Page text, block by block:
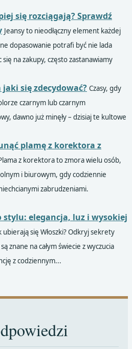
się rozciągają? Sprawdź
Jeansy to nieodłączny element każdej
dopasowanie potrafi być nie lada
na zakupy, często zastanawiamy
się zdecydować? Czasy, gdy
czarnym lub czarnym
dawno już minęły – dzisiaj te kultowe
plamę z korektora z
z korektora to zmora wielu osób,
i biurowym, gdy codziennie
zabrudzeniami.
stylu: elegancja, luz i wysokiej
ubierają się Włoszki? Odkryj sekrety
znane na całym świecie z wyczucia
z codziennym...